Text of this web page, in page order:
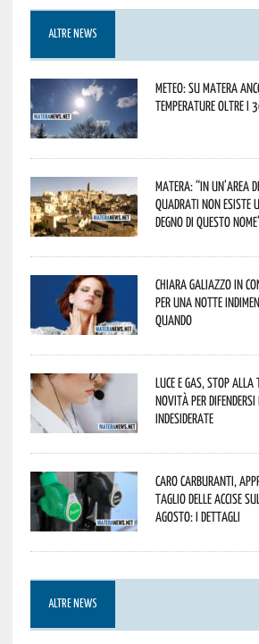
ALTRE NEWS
Meteo: su Matera
temperature oltre i
Matera: “In un’area
quadrati non esiste
degno di questo
Chiara Galiazzo in
per una notte
quando
Luce e gas, stop
novità per difendersi
indesiderate
Caro carburanti,
taglio delle accise
agosto: i dettagli
ALTRE NEWS